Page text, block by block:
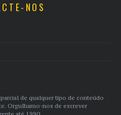
NOS
de qualquer tipo de conteúdo
Orgulhamo-nos de escrever